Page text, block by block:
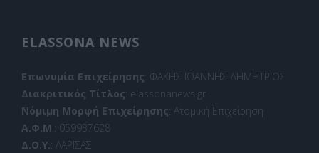
ELASSONA NEWS
Επωνυμία Επιχείρησης: ΦΑΚΗΣ ΙΩΑΝΝΗΣ ΔΗΜΗΤΡΙΟΣ
Διακριτικός Τίτλος: elassonanews.gr
Νόμιμη Μορφή Επιχείρησης: Ατομική Επιχείρηση
Α.Φ.Μ.: 059937628
Δ.Ο.Υ.: ΛΑΡΙΣΑΣ